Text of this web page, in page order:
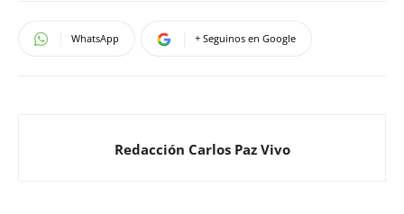
WhatsApp + Seguinos en Google
Redacción Carlos Paz Vivo